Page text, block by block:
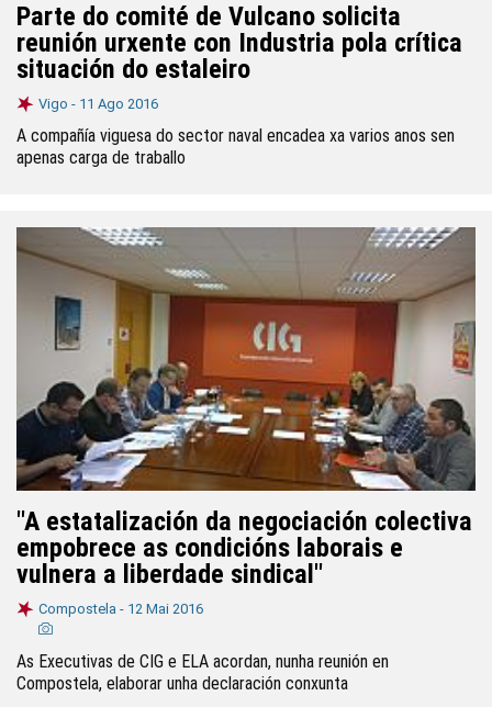
Parte do comité de Vulcano solicita
reunión urxente con Industria pola crítica
situación do estaleiro
Vigo - 11 Ago 2016
A compañía viguesa do sector naval encadea xa varios anos sen
apenas carga de traballo
"A estatalización da negociación colectiva
empobrece as condicións laborais e
vulnera a liberdade sindical"
Compostela - 12 Mai 2016
As Executivas de CIG e ELA acordan, nunha reunión en
Compostela, elaborar unha declaración conxunta